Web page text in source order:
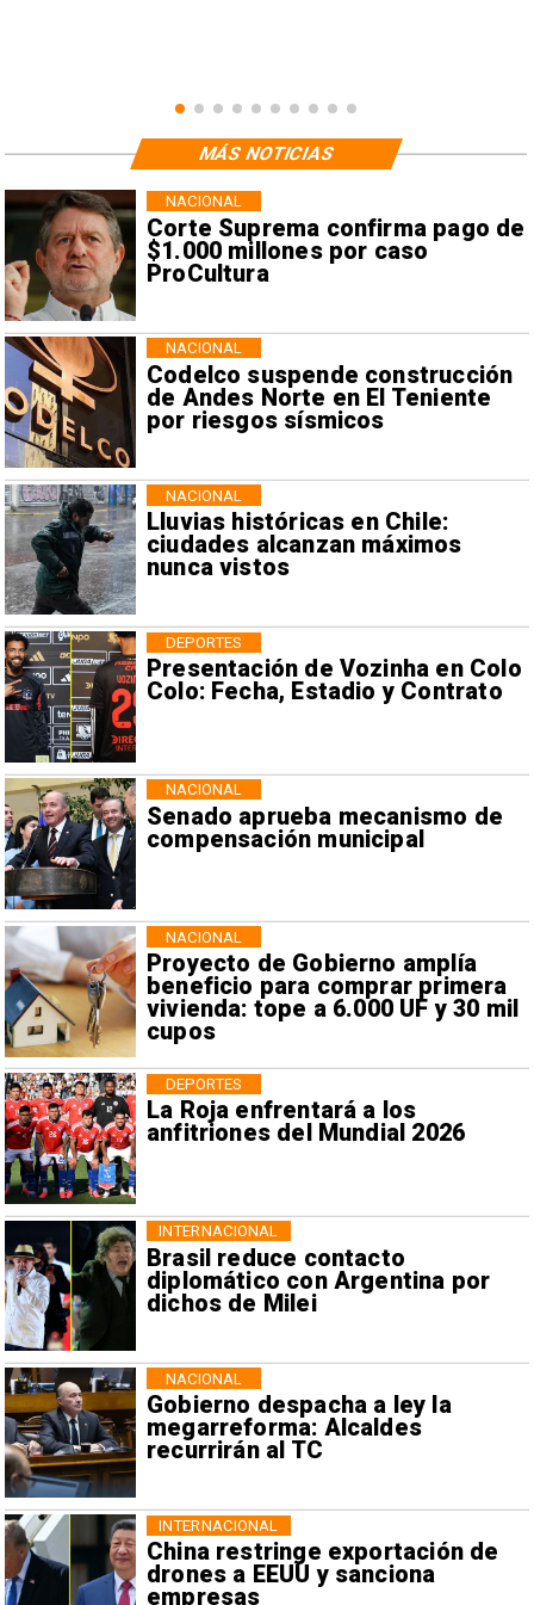
Corte Suprema confirma pago de
$1.000 millones por caso
ProCultura
NACIONAL
Codelco suspende construcción
de Andes Norte en El Teniente
por riesgos sísmicos
NACIONAL
Lluvias históricas en Chile:
ciudades alcanzan máximos
nunca vistos
NACIONAL
Presentación de Vozinha en Colo
Colo: Fecha, Estadio y Contrato
DEPORTES
Senado aprueba mecanismo de
compensación municipal
NACIONAL
Proyecto de Gobierno amplía
beneficio para comprar primera
vivienda: tope a 6.000 UF y 30 mil
cupos
NACIONAL
La Roja enfrentará a los
anfitriones del Mundial 2026
DEPORTES
Brasil reduce contacto
diplomático con Argentina por
dichos de Milei
INTERNACIONAL
Gobierno despacha a ley la
megarreforma: Alcaldes
recurrirán al TC
NACIONAL
China restringe exportación de
drones a EEUU y sanciona
empresas
INTERNACIONAL
MÁS NOTICIAS